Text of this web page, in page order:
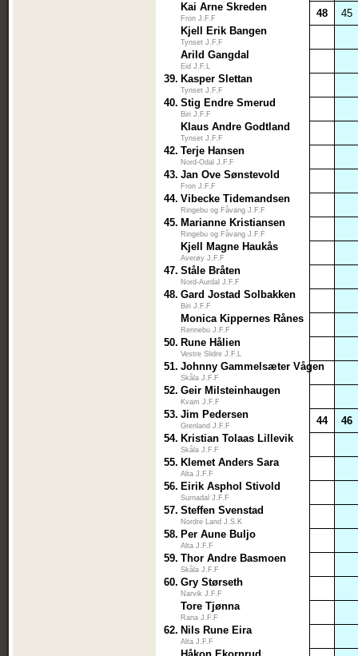
Kai Arne Skreden
Fron J.F.F 48
45
Kjell Erik Bangen
Tynset J.F.F
Arild Gangdal
Eid J.F.L
39. Kasper Slettan
Tynset J.F.F
40. Stig Endre Smerud
Biri J.F.F
Klaus Andre Godtland
Tynset J.F.F
42. Terje Hansen
Nord-Odal J.F.F
43. Jan Ove Sønstevold
Fron J.F.F
44. Vibecke Tidemandsen
Ringebu og Fåvang J.F.F
45. Marianne Kristiansen
Ringebu og Fåvang J.F.F
Kjell Magne Haukås
Averøy J.F.F
47. Ståle Bråten
Nord-Aurdal J.F.F
48. Gard Jostad Solbakken
Biri J.F.F
Monica Kippernes Rånes
Rennebu J.F.F
50. Rune Hålien
Vestre Slidre J.F.L
51. Johnny Gammelsæter Vågen
Skåla J.F.F
52. Geir Milsteinhaugen
Kvam J.F.F
53. Jim Pedersen
Grenland J.F.F 44
46
54. Kristian Tolaas Lillevik
Skåla J.F.F
55. Klemet Anders Sara
Alta J.F.F
56. Eirik Asphol Stivold
Surnadal J.F.F
57. Steffen Svenstad
Nordre Land J.S.K
58. Per Aune Buljo
Alta J.F.F
59. Thor Andre Basmoen
Skåla J.F.F
60. Gry Størseth
Narvik J.F.F
Tore Tjønna
Rana J.F.F
62. Nils Rune Eira
Alta J.F.F